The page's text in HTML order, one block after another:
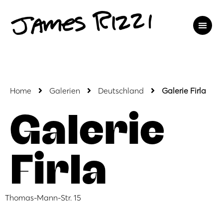
Home Galerien Deutschland Galerie Firla
Galerie
Firla
Thomas-Mann-Str. 15